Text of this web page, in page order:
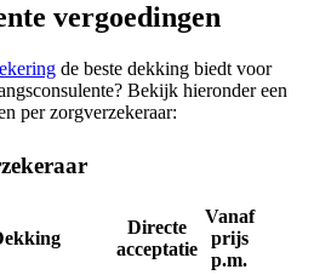
vergoedingen
de beste dekking biedt voor
Bekijk hieronder een
per zorgverzekeraar:
Directe
acceptatie
Vanaf
prijs
p.m.